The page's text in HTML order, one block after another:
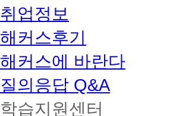
취업정보
해커스후기
해커스에 바란다
질의응답 Q&A
학습지원센터